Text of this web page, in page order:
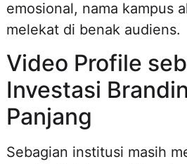
emosional, nama kampus
melekat di benak audiens.
Video Profile
Investasi
Panjang
Sebagian institusi masih